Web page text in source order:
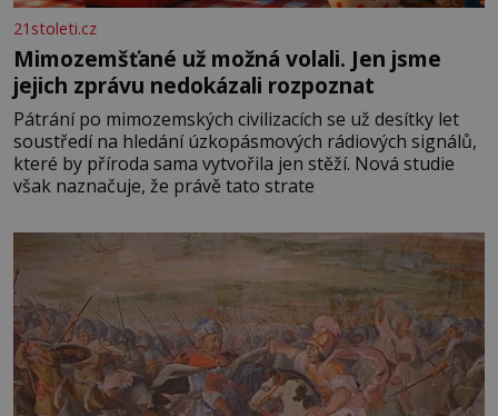
21stoleti.cz
Mimozemšťané už možná volali. Jen jsme
jejich zprávu nedokázali rozpoznat
Pátrání po mimozemských civilizacích se už desítky let
soustředí na hledání úzkopásmových rádiových signálů,
které by příroda sama vytvořila jen stěží. Nová studie
však naznačuje, že právě tato strate